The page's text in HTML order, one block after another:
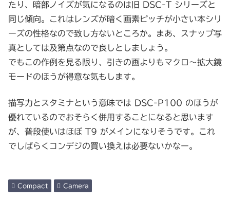
たり、暗部ノイズが気になるのは旧 DSC-T シリーズと
同じ傾向。これはレンズが暗く画素ピッチが小さい本シリ
ーズの性格なので致し方ないところか。まあ、スナップ写
真としては及第点なので良しとしましょう。
でもこの作例を見る限り、引きの画よりもマクロ～拡大鏡
モードのほうが得意な気もします。
描写力とスタミナという意味では DSC-P100 のほうが
優れているのでおそらく併用することになると思います
が、普段使いはほぼ T9 がメインになりそうです。これ
でしばらくコンデジの買い換えは必要ないかなー。
Compact Camera